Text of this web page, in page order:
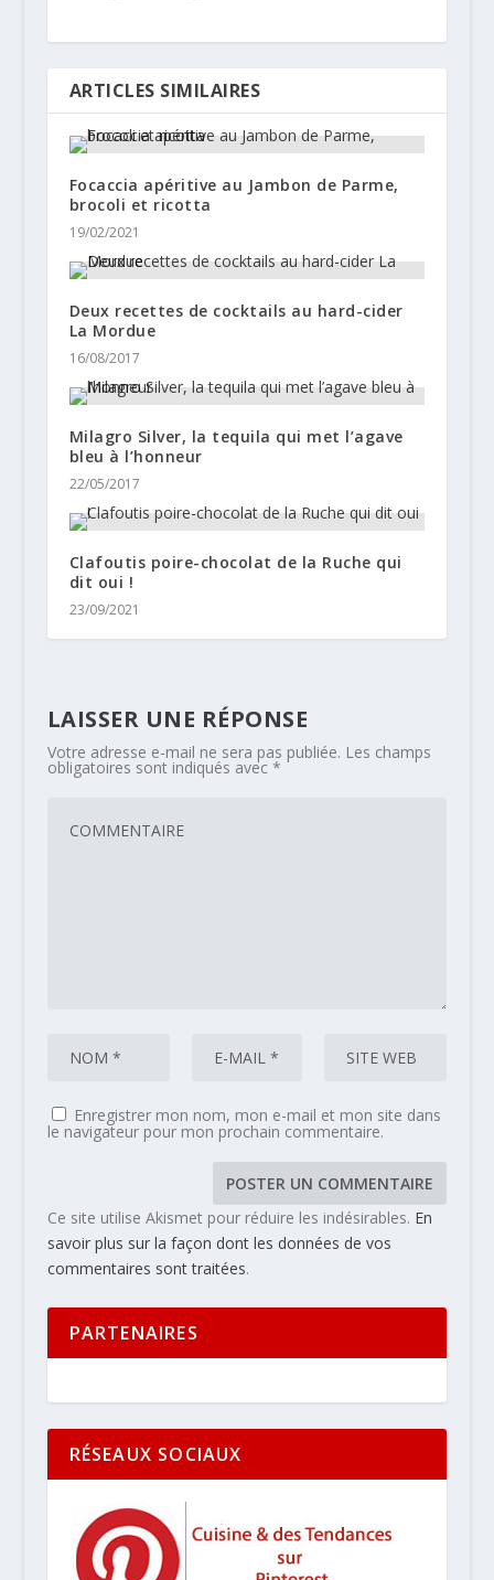
ARTICLES SIMILAIRES
Focaccia apéritive au Jambon de Parme,
brocoli et ricotta
19/02/2021
Deux recettes de cocktails au hard-cider
La Mordue
16/08/2017
Milagro Silver, la tequila qui met l’agave
bleu à l’honneur
22/05/2017
Clafoutis poire-chocolat de la Ruche qui
dit oui !
23/09/2021
LAISSER UNE RÉPONSE
Votre adresse e-mail ne sera pas publiée. Les champs
obligatoires sont indiqués avec *
Enregistrer mon nom, mon e-mail et mon site dans
le navigateur pour mon prochain commentaire.
Ce site utilise Akismet pour réduire les indésirables. En
savoir plus sur la façon dont les données de vos
commentaires sont traitées.
PARTENAIRES
RÉSEAUX SOCIAUX